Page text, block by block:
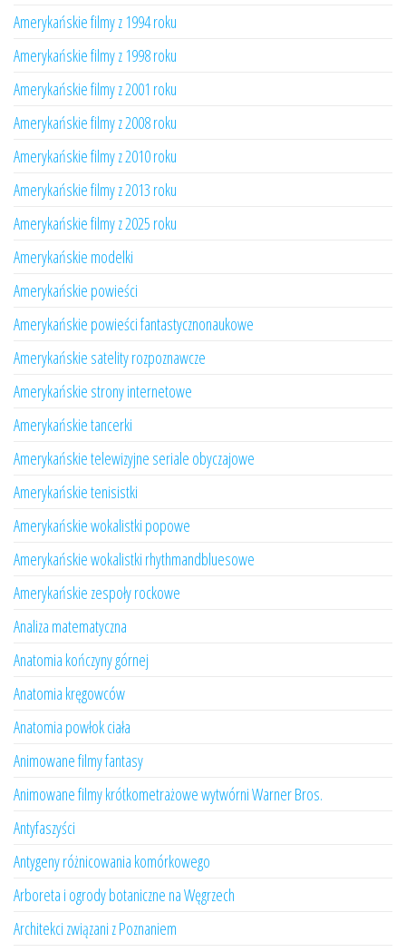
Amerykańskie filmy z 1994 roku
Amerykańskie filmy z 1998 roku
Amerykańskie filmy z 2001 roku
Amerykańskie filmy z 2008 roku
Amerykańskie filmy z 2010 roku
Amerykańskie filmy z 2013 roku
Amerykańskie filmy z 2025 roku
Amerykańskie modelki
Amerykańskie powieści
Amerykańskie powieści fantastycznonaukowe
Amerykańskie satelity rozpoznawcze
Amerykańskie strony internetowe
Amerykańskie tancerki
Amerykańskie telewizyjne seriale obyczajowe
Amerykańskie tenisistki
Amerykańskie wokalistki popowe
Amerykańskie wokalistki rhythmandbluesowe
Amerykańskie zespoły rockowe
Analiza matematyczna
Anatomia kończyny górnej
Anatomia kręgowców
Anatomia powłok ciała
Animowane filmy fantasy
Animowane filmy krótkometrażowe wytwórni Warner Bros.
Antyfaszyści
Antygeny różnicowania komórkowego
Arboreta i ogrody botaniczne na Węgrzech
Architekci związani z Poznaniem